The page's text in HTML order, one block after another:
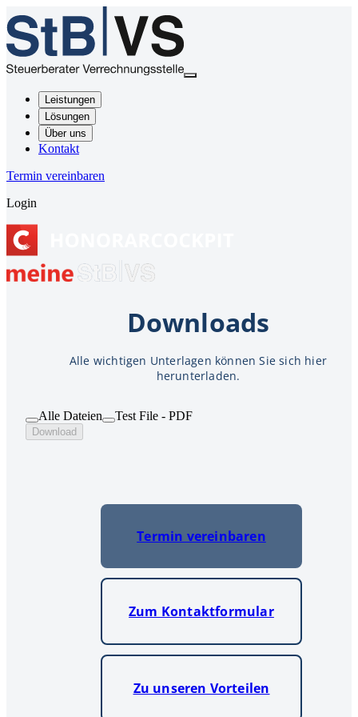
Leistungen
Lösungen
Über uns
Kontakt
Termin vereinbaren
Login
Downloads
Alle wichtigen Unterlagen können Sie sich hier
herunterladen.
Alle Dateien Test File - PDF
Download
Termin vereinbaren
Zum Kontaktformular
Zu unseren Vorteilen